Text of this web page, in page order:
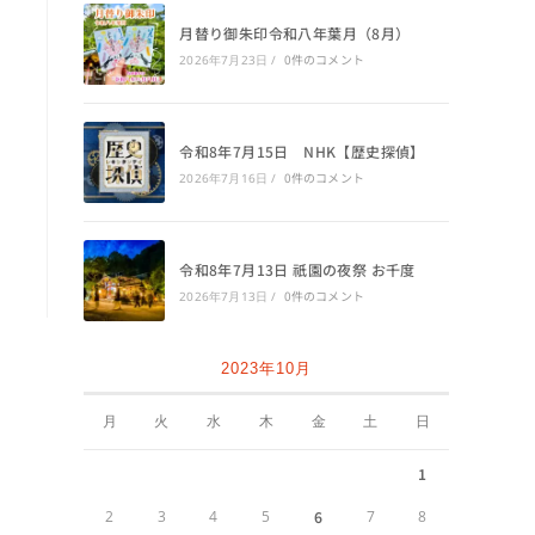
月替り御朱印令和八年葉月（8月）
2026年7月23日 / 0件のコメント
令和8年7月15日 NHK【歴史探偵】
2026年7月16日 / 0件のコメント
令和8年7月13日 祇園の夜祭 お千度
2026年7月13日 / 0件のコメント
2023年10月
月 火 水 木 金 土 日
1
2 3 4 5 6 7 8